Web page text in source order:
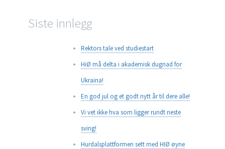
Siste innlegg
Rektors tale ved studiestart
HiØ må delta i akademisk dugnad for
Ukraina!
En god jul og et godt nytt år til dere alle!
Vi vet ikke hva som ligger rundt neste
sving!
Hurdalsplattformen sett med HIØ øyne